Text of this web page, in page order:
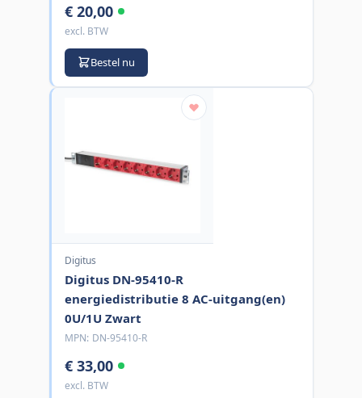
€ 20,00
excl. BTW
Bestel nu
Digitus
Digitus DN-95410-R
energiedistributie 8 AC-uitgang(en)
0U/1U Zwart
MPN: DN-95410-R
€ 33,00
excl. BTW